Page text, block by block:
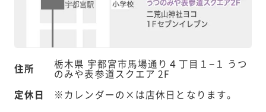
住所 栃木県 宇都宮市馬場通り４丁目１−１ うつ
のみや表参道スクエア 2F
定休日
※カレンダーの×は店休日となります。